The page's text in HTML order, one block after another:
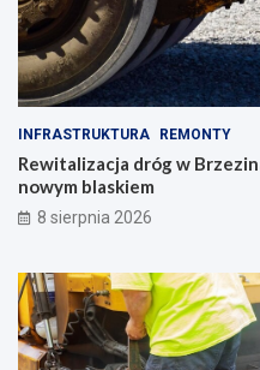
INFRASTRUKTURA REMONTY
Rewitalizacja dróg w
nowym blaskiem
8 sierpnia 2026